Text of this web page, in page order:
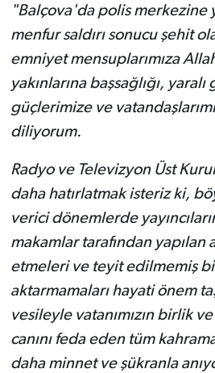
"Balçova'da polis merkezine
menfur saldırı sonucu şehit
emniyet mensuplarımıza
yakınlarına başsağlığı,
güçlerimize ve
diliyorum.
Radyo ve Televizyon Üst
daha hatırlatmak isteriz ki,
verici dönemlerde
makamlar tarafından yapılan
etmeleri ve teyit edilmemiş
aktarmamaları hayati önem
vesileyle vatanımızın birlik
canını feda eden tüm
daha minnet ve şükranla